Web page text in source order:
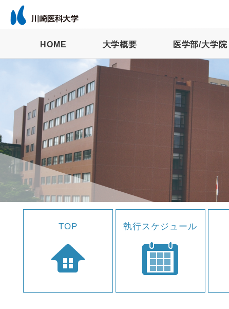
HOME 大学概要 医学部/大学院
TOP 執行スケジュール
執行スケジュール